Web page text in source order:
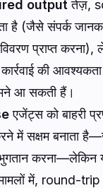
output तेज़,
है (जैसे संपर्क
प्राप्त करना),
की
आ सकती हैं।
एजेंट्स को बाहरी
में सक्षम बनाता
करना—लेकिन
में, round-